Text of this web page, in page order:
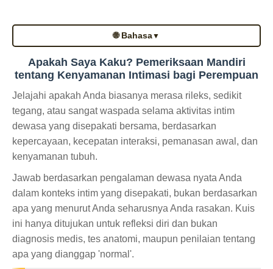
🌐 Bahasa▼
Apakah Saya Kaku? Pemeriksaan Mandiri
tentang Kenyamanan Intimasi bagi Perempuan
Jelajahi apakah Anda biasanya merasa rileks, sedikit
tegang, atau sangat waspada selama aktivitas intim
dewasa yang disepakati bersama, berdasarkan
kepercayaan, kecepatan interaksi, pemanasan awal, dan
kenyamanan tubuh.
Jawab berdasarkan pengalaman dewasa nyata Anda
dalam konteks intim yang disepakati, bukan berdasarkan
apa yang menurut Anda seharusnya Anda rasakan. Kuis
ini hanya ditujukan untuk refleksi diri dan bukan
diagnosis medis, tes anatomi, maupun penilaian tentang
apa yang dianggap 'normal'.